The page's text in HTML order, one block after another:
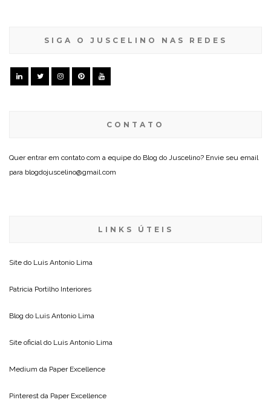
SIGA O JUSCELINO NAS REDES
CONTATO
Quer entrar em contato com a equipe do Blog do Juscelino? Envie seu email
para blogdojuscelino@gmail.com
LINKS ÚTEIS
Site do Luis Antonio Lima
Patricia Portilho Interiores
Blog do Luis Antonio Lima
Site oficial do Luis Antonio Lima
Medium da Paper Excellence
Pinterest da Paper Excellence